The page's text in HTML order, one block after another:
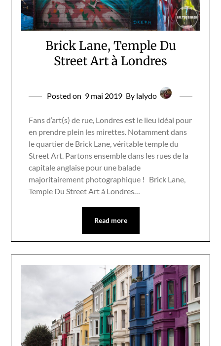
Brick Lane, Temple Du
Street Art à Londres
Posted on 9 mai 2019 By lalydo
Fans d’art(s) de rue, Londres est le lieu idéal pour
en prendre plein les mirettes. Notamment dans
le quartier de Brick Lane, véritable temple du
Street Art. Partons ensemble dans les rues de la
capitale anglaise pour une balade
majoritairement photographique ! Brick Lane,
Temple Du Street Art à Londres…
Read more